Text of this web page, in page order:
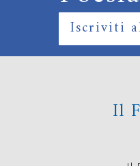
Iscriviti
Il